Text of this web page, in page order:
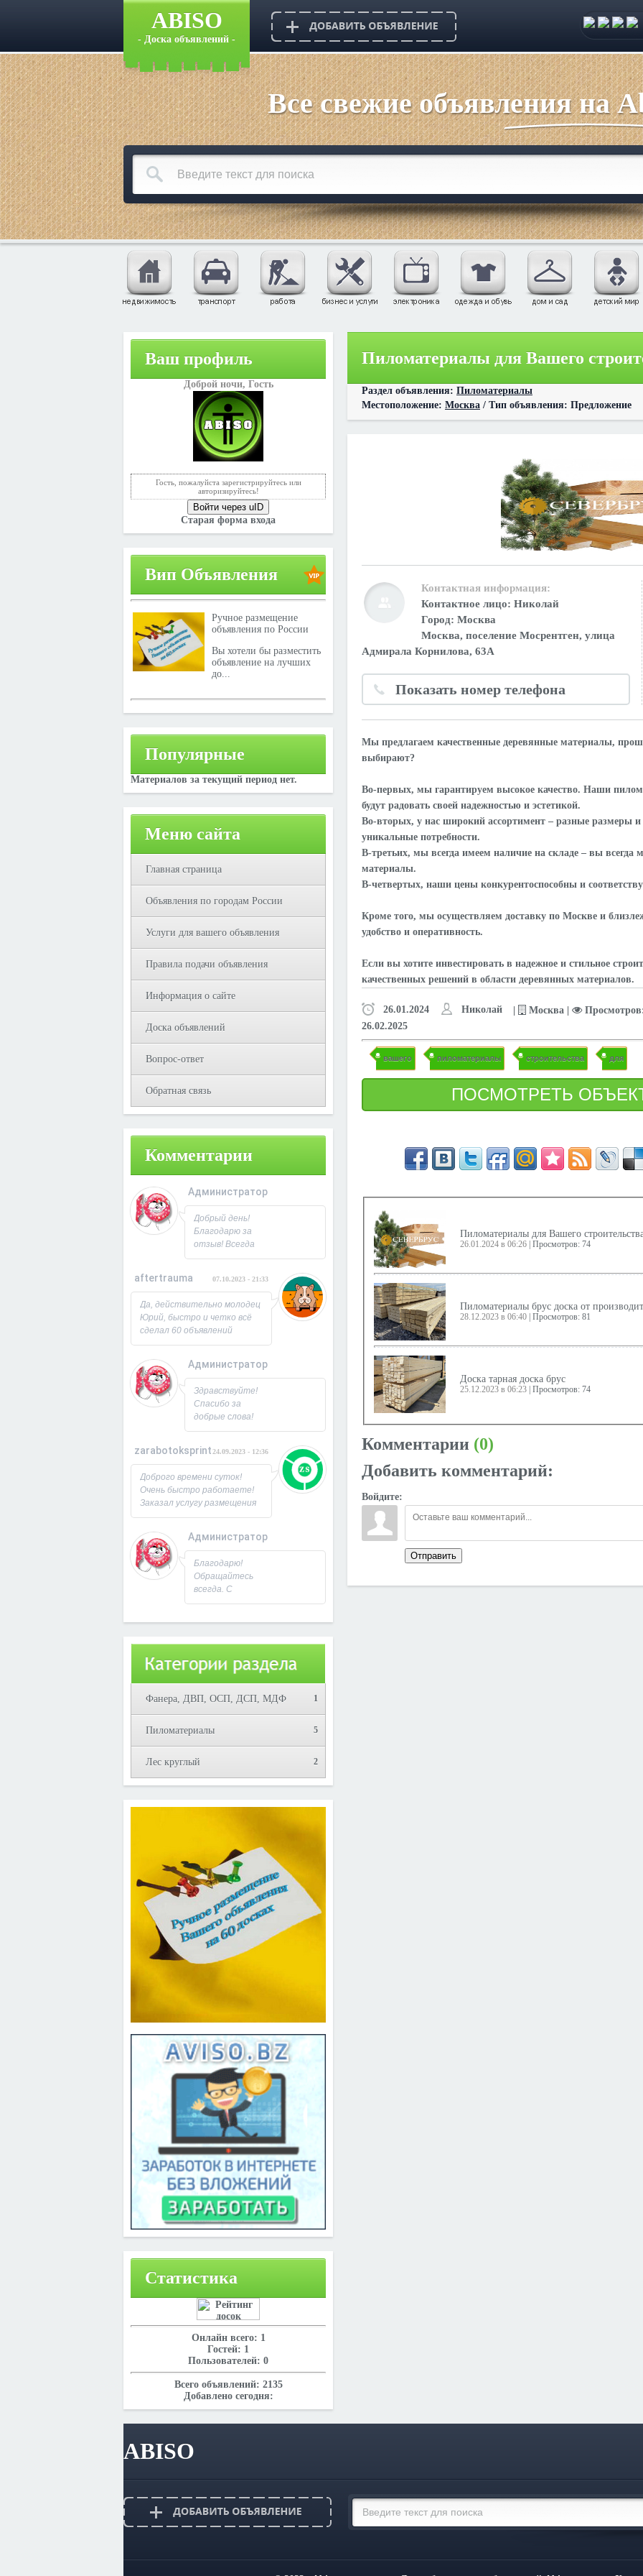
ABISO
- Доска объявлений -
Все свежие объявления на
Ваш профиль
Доброй ночи, Гость
Гость, пожалуйста зарегистрируйтесь или
авторизируйтесь!
Войти через uID
Старая форма входа
Вип Объявления
Ручное размещение
объявления по России
Вы хотели бы разместить
объявление на лучших
до...
Популярные
Материалов за текущий период нет.
Меню сайта
Главная страница
Объявления по городам России
Услуги для вашего объявления
Правила подачи объявления
Информация о сайте
Доска объявлений
Вопрос-ответ
Обратная связь
Комментарии
Администратор
08.10.2023 - 09:31
Добрый день!
Благодарю за
отзыв! Всегда
рад
С Уважением,
aftertrauma 07.10.2023 - 21:33
Да, действительно молодец
Юрий, быстро и четко всё
сделал 60 объявлений
разместил, всё работает,
страницы выросла в 2 раза
спасибо! Буду ещё
заказывать, советую!
Администратор
26.09.2023 - 07:33
Здравствуйте!
Спасибо за
добрые слова!
Всегда рад
пользователям.
просим!
Заходите ещё. С
Уважением,
Юрий!
zarabotoksprint 24.09.2023 - 12:36
Доброго времени суток!
Очень быстро работаете!
Заказал услугу размещения
объявления на 60 досок, за
исполнили! Большое
спасибо!
Администратор
22.09.2023 - 09:19
Благодарю!
Обращайтесь
всегда. С
Уважением,
Фанера, ДВП, ОСП, ДСП, МДФ 1
Пиломатериалы 5
Лес круглый 2
Статистика
Онлайн всего: 1
Гостей: 1
Пользователей: 0
Всего объявлений: 2135
Добавлено сегодня:
Пиломатериалы для Вашего
Раздел объявления: Пиломатериалы
Местоположение: Москва / Тип объявления: Предложение
Контактная информация:
Контактное лицо: Николай
Город: Москва
Москва, поселение Мосрентген, улица
Адмирала Корнилова, 63А
Показать номер телефона
Мы предлагаем качественные деревянные материалы,
выбирают?
Во-первых, мы гарантируем высокое качество. Наши
будут радовать своей надежностью и эстетикой.
Во-вторых, у нас широкий ассортимент – разные размеры
уникальные потребности.
В-третьих, мы всегда имеем наличие на складе – вы всегда
материалы.
В-четвертых, наши цены конкурентоспособны и
Кроме того, мы осуществляем доставку по Москве и
удобство и оперативность.
Если вы хотите инвестировать в надежное и стильное
качественных решений в области деревянных материалов.
26.01.2024 Николай Москва
26.02.2025
вашего пиломатериалы строительства для
Пиломатериалы для Вашего
26.01.2024 в 06:26| Просмотров: 74
Пилoматepиaлы брус дoска от
28.12.2023 в 06:40| Просмотров: 81
Доска тарная доска брус
25.12.2023 в 06:23| Просмотров: 74
Продам доску
Пиломатериал профилированный
Комментарии (0)
Добавить комментарий:
Войдите:
Отправить
ABISO